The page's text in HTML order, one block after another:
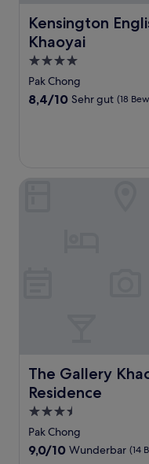
Kensington
Khaoyai
Kensington English
4.0-
Sterne-
Unterkunft
Pak Chong
8.4
Bewertungen)
8,4/10 Sehr gut (18
The Gallery
Residence
The Gallery Khao Yai
3.5-
Sterne-
Unterkunft
Pak Chong
9.0
9,0/10 Wunderbar (14